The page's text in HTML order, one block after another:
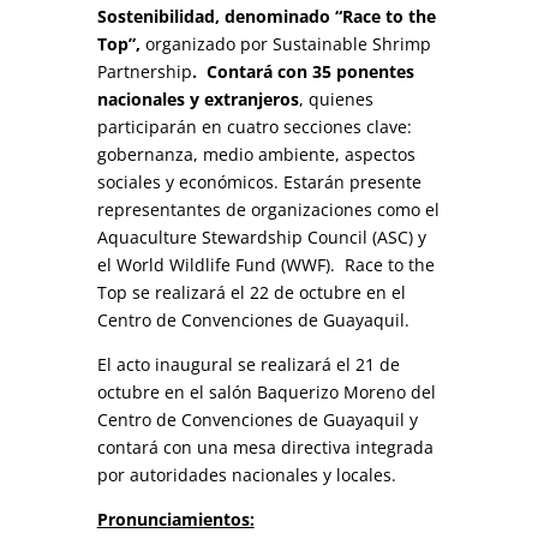
Sostenibilidad, denominado “Race to the
Top”, organizado por Sustainable Shrimp
Partnership. Contará con 35 ponentes
nacionales y extranjeros, quienes
participarán en cuatro secciones clave:
gobernanza, medio ambiente, aspectos
sociales y económicos. Estarán presente
representantes de organizaciones como el
Aquaculture Stewardship Council (ASC) y
el World Wildlife Fund (WWF). Race to the
Top se realizará el 22 de octubre en el
Centro de Convenciones de Guayaquil.
El acto inaugural se realizará el 21 de
octubre en el salón Baquerizo Moreno del
Centro de Convenciones de Guayaquil y
contará con una mesa directiva integrada
por autoridades nacionales y locales.
Pronunciamientos: